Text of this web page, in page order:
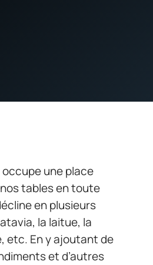
une place
tables en toute
en plusieurs
la laitue, la
etc. En y ajoutant de
et d’autres